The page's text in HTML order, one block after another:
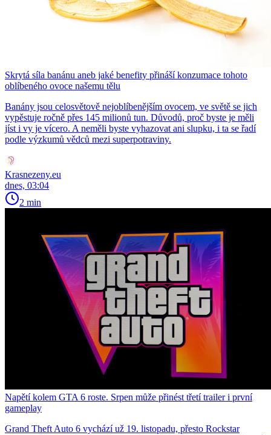
Skrytá síla banánu aneb jaké benefity přináší konzumace tohoto
oblíbeného ovoce našemu tělu
Banány jsou celosvětově nejoblíbenějším ovocem, ve světě se jich
vypěstuje ročně přes 145 milionů tun. Důvodů, proč byste je měli
jíst i vy je vícero. A neměli byste vyhazovat ani slupku, i ta se řadí
podle výzkumů vědců mezi superpotraviny.
Krasnezeny.eu
dnes, 03:04
2 min
Napětí kolem GTA 6 roste. Srpen může přinést třetí trailer i první
gameplay
Grand Theft Auto 6 vychází už 19. listopadu, přesto Rockstar